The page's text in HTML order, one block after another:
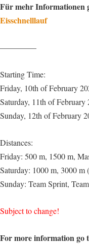
Für mehr Informationen
Eisschnelllauf
————–
Starting Time:
Friday, 10th of February
Saturday, 11th of February
Sunday, 12th of February
Distances:
Friday: 500 m, 1500 m,
Saturday: 1000 m, 3000 m
Sunday: Team Sprint,
Subject to change!
For more information go